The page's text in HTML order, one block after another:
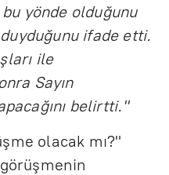
yönde olduğunu
ifade etti.
ile
Sayın
belirtti."
olacak mı?"